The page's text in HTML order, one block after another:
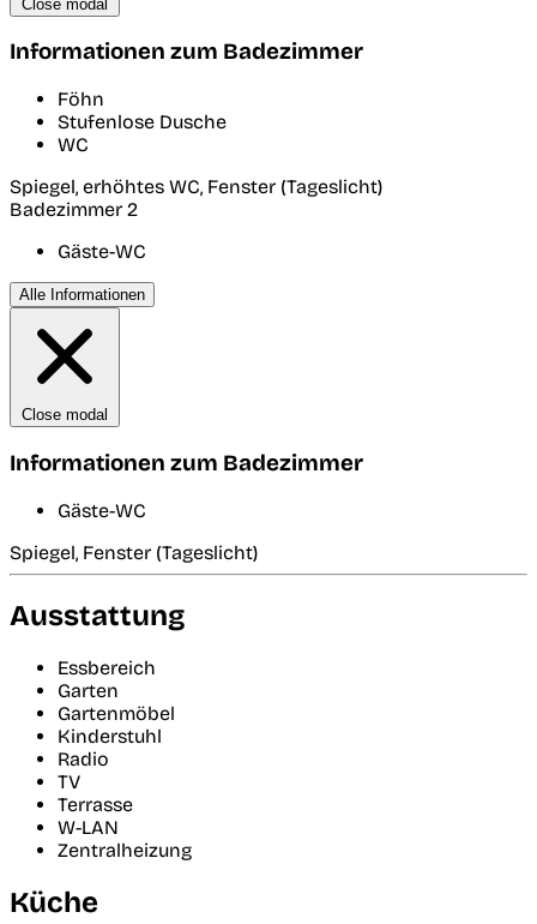
Close modal
Informationen zum Badezimmer
Föhn
Stufenlose Dusche
WC
Spiegel, erhöhtes WC, Fenster (Tageslicht)
Badezimmer 2
Gäste-WC
Alle Informationen
Close modal
Informationen zum Badezimmer
Gäste-WC
Spiegel, Fenster (Tageslicht)
Ausstattung
Essbereich
Garten
Gartenmöbel
Kinderstuhl
Radio
TV
Terrasse
W-LAN
Zentralheizung
Küche